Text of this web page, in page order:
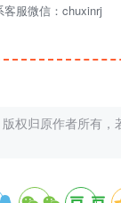
服微信：chuxinrj
权归原作者所有，